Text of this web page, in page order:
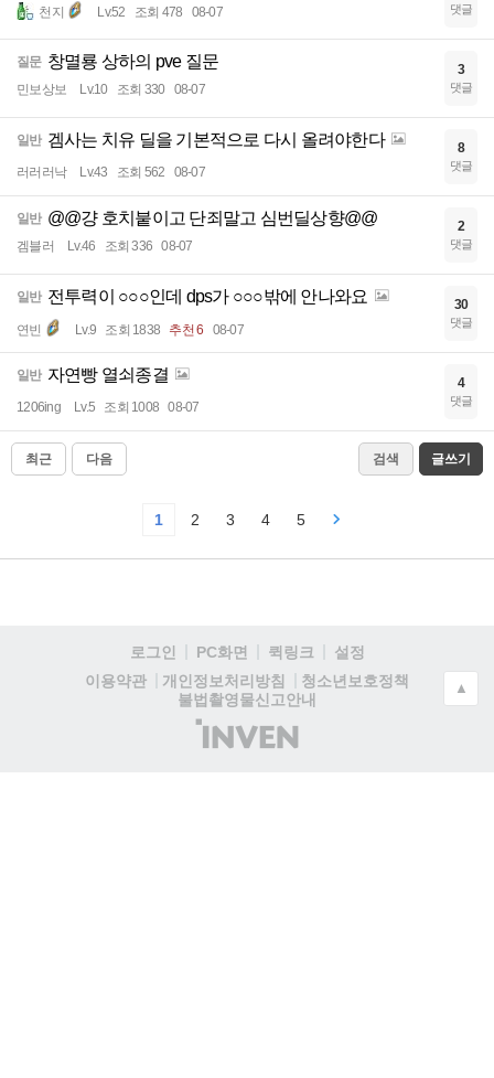
천지 Lv.52 조회 478 08-07 댓글
질문 창멸룡 상하의 pve 질문
민보상보 Lv.10 조회 330 08-07
3
댓글
일반 겜사는 치유 딜을 기본적으로 다시 올려야한다
러러러낙 Lv.43 조회 562 08-07
8
댓글
일반 @@걍 호치붙이고 단죄말고 심번딜상향@@
겜블러 Lv.46 조회 336 08-07
2
댓글
일반 전투력이 ○○○인데 dps가 ○○○밖에 안나와요
연빈 Lv.9 조회 1838 추천 6 08-07
30
댓글
일반 자연빵 열쇠종결
1206ing Lv.5 조회 1008 08-07
4
댓글
최근 다음 검색 글쓰기
1 2 3 4 5
로그인 PC화면 퀵링크
설정
이용약관
개인정보처리방침
청소년보호정책
불법촬영물신고안내
(주)
인
▲